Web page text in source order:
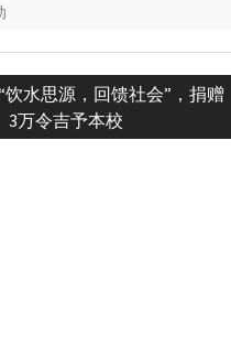
饮水思源，回馈社会”，捐赠
3万令吉予本校